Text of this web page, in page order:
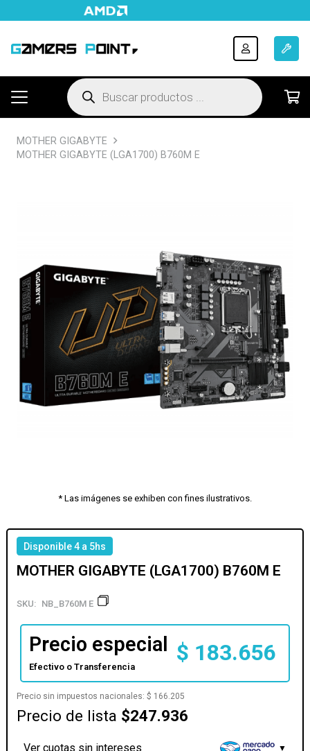
Búsqueda
de
productos
MOTHER GIGABYTE
MOTHER GIGABYTE (LGA1700) B760M E
* Las imágenes se exhiben con fines ilustrativos.
Disponible 4 a 5hs
MOTHER GIGABYTE (LGA1700) B760M E
SKU: NB_B760M E
Precio especial
Efectivo o Transferencia
$ 183.656
Precio sin impuestos nacionales:$ 166.205
Precio de lista $247.936
Ver cuotas sin intereses